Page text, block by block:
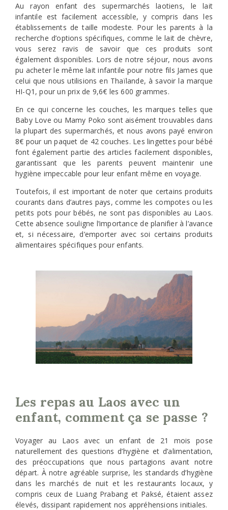
Au rayon enfant des supermarchés laotiens, le lait
infantile est facilement accessible, y compris dans les
établissements de taille modeste. Pour les parents à la
recherche d’options spécifiques, comme le lait de chèvre,
vous serez ravis de savoir que ces produits sont
également disponibles. Lors de notre séjour, nous avons
pu acheter le même lait infantile pour notre fils James que
celui que nous utilisions en Thaïlande, à savoir la marque
HI-Q1, pour un prix de 9,6€ les 600 grammes.
En ce qui concerne les couches, les marques telles que
Baby Love ou Mamy Poko sont aisément trouvables dans
la plupart des supermarchés, et nous avons payé environ
8€ pour un paquet de 42 couches. Les lingettes pour bébé
font également partie des articles facilement disponibles,
garantissant que les parents peuvent maintenir une
hygiène impeccable pour leur enfant même en voyage.
Toutefois, il est important de noter que certains produits
courants dans d’autres pays, comme les compotes ou les
petits pots pour bébés, ne sont pas disponibles au Laos.
Cette absence souligne l’importance de planifier à l’avance
et, si nécessaire, d’emporter avec soi certains produits
alimentaires spécifiques pour enfants.
Les repas au Laos avec un
enfant, comment ça se passe ?
Voyager au Laos avec un enfant de 21 mois pose
naturellement des questions d’hygiène et d’alimentation,
des préoccupations que nous partagions avant notre
départ. À notre agréable surprise, les standards d’hygiène
dans les marchés de nuit et les restaurants locaux, y
compris ceux de Luang Prabang et Paksé, étaient assez
élevés, dissipant rapidement nos appréhensions initiales.